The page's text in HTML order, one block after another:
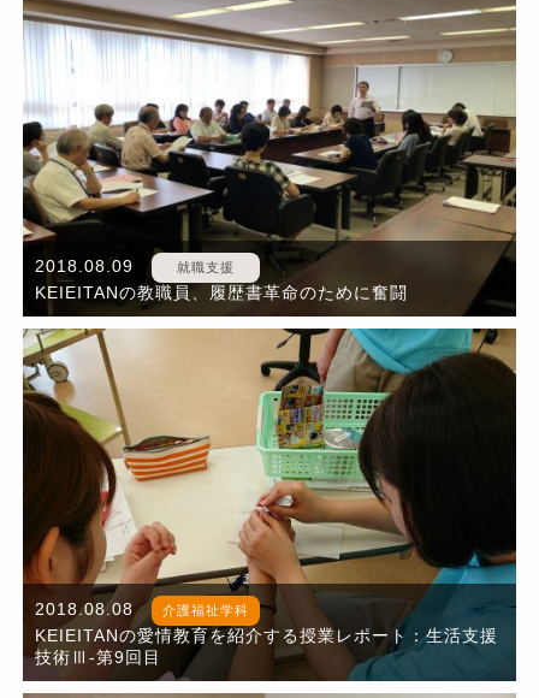
2018.08.09 就職支援
KEIEITANの教職員、履歴書革命のために奮闘
2018.08.08 介護福祉学科
KEIEITANの愛情教育を紹介する授業レポート：生活支援
技術Ⅲ-第9回目